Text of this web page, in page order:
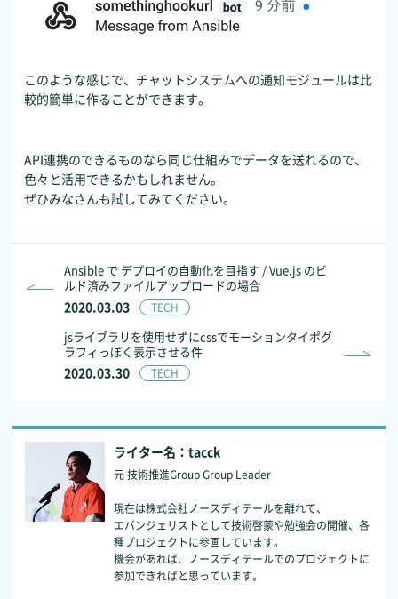
このような感じで、チャットシステムへの通知モジュールは比
較的簡単に作ることができます。
API連携のできるものなら同じ仕組みでデータを送れるので、
色々と活用できるかもしれません。
ぜひみなさんも試してみてください。
2020.03.03 TECH
Ansible で デプロイの自動化を目指す / Vue.js のビ
ルド済みファイルアップロードの場合
2020.03.30 TECH
jsライブラリを使用せずにcssでモーションタイポグ
ラフィっぽく表示させる件
ライター名：tacck
元 技術推進Group Group Leader
現在は株式会社ノースディテールを離れて、
エバンジェリストとして技術啓蒙や勉強会の開催、各
種プロジェクトに参画しています。
機会があれば、ノースディテールでのプロジェクトに
参加できればと思っています。